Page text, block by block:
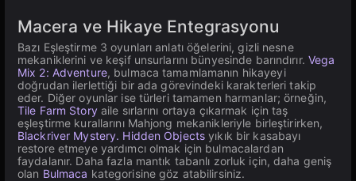
Macera ve Hikaye Entegrasyonu
Bazı Eşleştirme 3 oyunları anlatı öğelerini, gizli nesne
mekaniklerini ve keşif unsurlarını bünyesinde barındırır. Vega
Mix 2: Adventure, bulmaca tamamlamanın hikayeyi
doğrudan ilerlettiği bir ada görevindeki karakterleri takip
eder. Diğer oyunlar ise türleri tamamen harmanlar; örneğin,
Tile Farm Storyaile sırlarını ortaya çıkarmak için taş
eşleştirme kurallarını Mahjong mekanikleriyle birleştirirken,
Blackriver Mystery. Hidden Objects yıkık bir kasabayı
restore etmeye yardımcı olmak için bulmacalardan
faydalanır. Daha fazla mantık tabanlı zorluk için, daha geniş
olan Bulmaca kategorisine göz atabilirsiniz.